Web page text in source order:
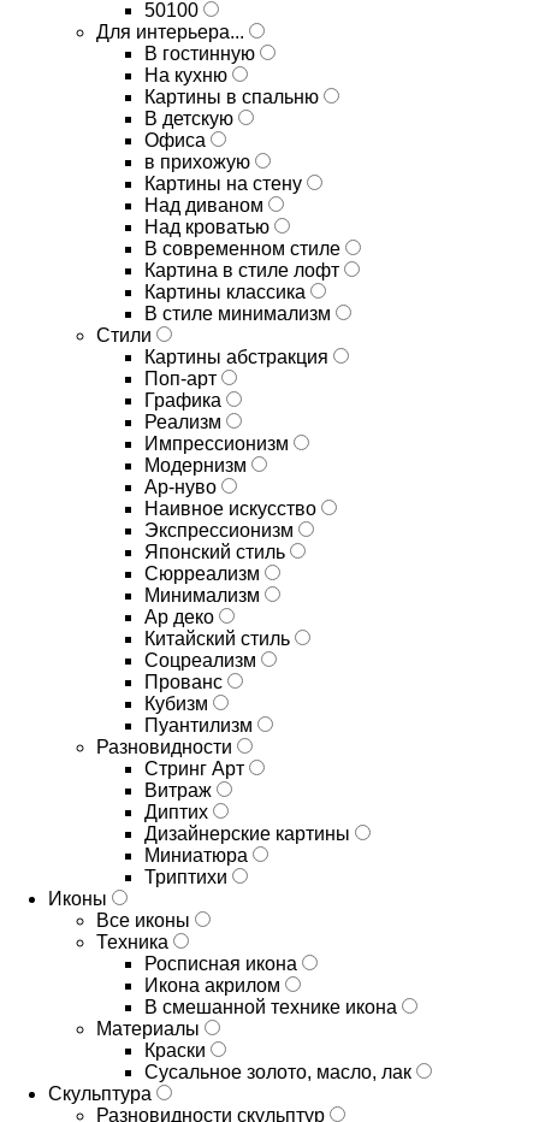
50100
Для интерьера...
В гостинную
На кухню
Картины в спальню
В детскую
Офиса
в прихожую
Картины на стену
Над диваном
Над кроватью
В современном стиле
Картина в стиле лофт
Картины классика
В стиле минимализм
Стили
Картины абстракция
Поп-арт
Графика
Реализм
Импрессионизм
Модернизм
Ар-нуво
Наивное искусство
Экспрессионизм
Японский стиль
Сюрреализм
Минимализм
Ар деко
Китайский стиль
Соцреализм
Прованс
Кубизм
Пуантилизм
Разновидности
Стринг Арт
Витраж
Диптих
Дизайнерские картины
Миниатюра
Триптихи
Иконы
Все иконы
Техника
Росписная икона
Икона акрилом
В смешанной технике икона
Материалы
Краски
Сусальное золото, масло, лак
Скульптура
Разновидности скульптур